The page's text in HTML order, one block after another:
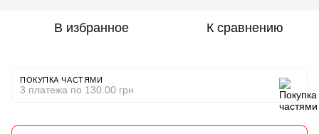
В избранное К сравнению
ПОКУПКА ЧАСТЯМИ
3 платежа по 130.00 грн